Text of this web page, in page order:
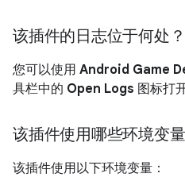
该插件的日志位于何处？
您可以使用 Android Game
具栏中的 Open Logs 图标打
该插件使用哪些环境变
该插件使用以下环境变量：